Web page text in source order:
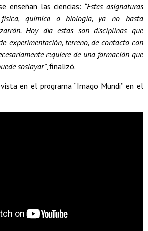
enseñan las ciencias: “Estas asignaturas
física, química o biología, ya no basta
Hoy día estas son disciplinas que
experimentación, terreno, de contacto con
requiere de una formación que
soslayar”, finalizó.
en el programa “Imago Mundi” en el